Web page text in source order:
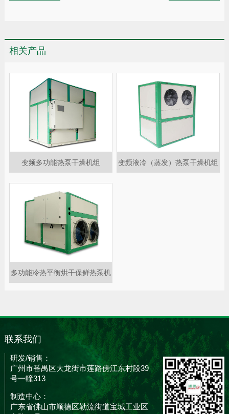
相关产品
变频多功能热泵干燥机组 变频液冷（蒸发）热泵干燥机组
多功能冷热平衡烘干保鲜热泵机
联系我们
研发/销售：
广州市番禺区大龙街市莲路傍江东村段39
号一幢313
制造中心：
广东省佛山市顺德区勒流街道宝城工业区